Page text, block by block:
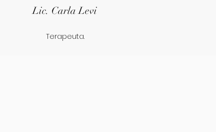
Lic. Carla Levi
Terapeuta.